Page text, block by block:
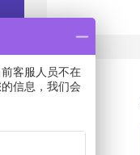
客服人员不在
信息，我们会